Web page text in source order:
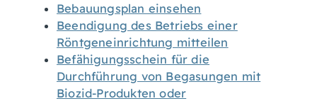
Bebauungsplan einsehen
Beendigung des Betriebs einer
Röntgeneinrichtung mitteilen
Befähigungsschein für die
Durchführung von Begasungen mit
Biozid-Produkten oder